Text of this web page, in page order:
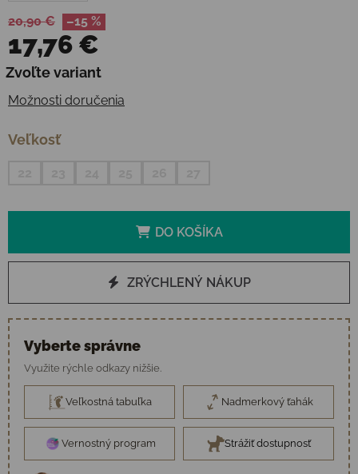
20,90 € –15 %
17,76 €
Jednotková cena:
Zvoľte variant
Možnosti doručenia
Veľkosť
DO KOŠÍKA
ZRÝCHLENÝ NÁKUP
Vyberte správne
Využite rýchle odkazy nižšie.
Veľkostná tabuľka Nadmerkový ťahák
Vernostný program Strážiť dostupnosť